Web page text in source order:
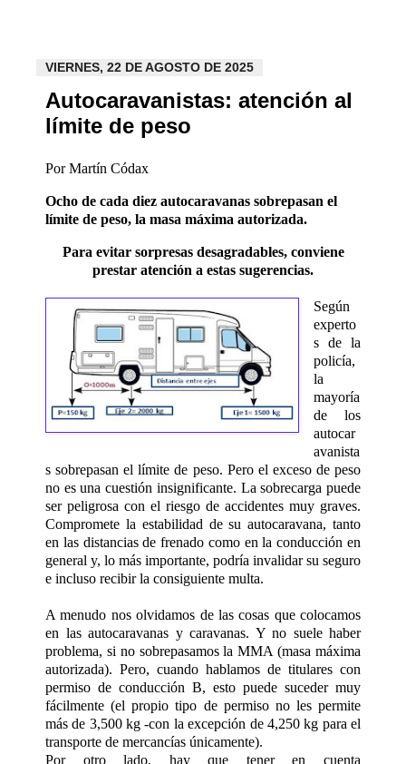
VIERNES, 22 DE AGOSTO DE 2025
Autocaravanistas: atención al
límite de peso
Por Martín Códax
Ocho de cada diez autocaravanas sobrepasan el
límite de peso, la masa máxima autorizada.
Para evitar sorpresas desagradables, conviene
prestar atención a estas sugerencias.
Según
experto
s de la
policía,
la
mayoría
de los
autocar
avanista
s sobrepasan el límite de peso. Pero el exceso de peso
no es una cuestión insignificante. La sobrecarga puede
ser peligrosa con el riesgo de accidentes muy graves.
Compromete la estabilidad de su autocaravana, tanto
en las distancias de frenado como en la conducción en
general y, lo más importante, podría invalidar su seguro
e incluso recibir la consiguiente multa.
A menudo nos olvidamos de las cosas que colocamos
en las autocaravanas y caravanas. Y no suele haber
problema, si no sobrepasamos la MMA (masa máxima
autorizada). Pero, cuando hablamos de titulares con
permiso de conducción B, esto puede suceder muy
fácilmente (el propio tipo de permiso no les permite
más de 3,500 kg -con la excepción de 4,250 kg para el
transporte de mercancías únicamente).
Por otro lado, hay que tener en cuenta